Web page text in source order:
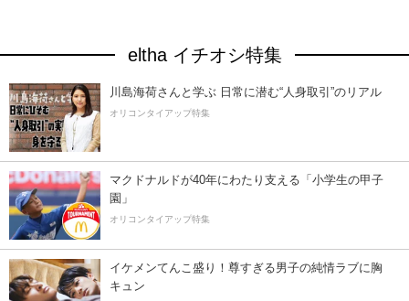
eltha イチオシ特集
川島海荷さんと学ぶ 日常に潜む“人身取引”のリアル
オリコンタイアップ特集
マクドナルドが40年にわたり支える「小学生の甲子
園」
オリコンタイアップ特集
イケメンてんこ盛り！尊すぎる男子の純情ラブに胸
キュン